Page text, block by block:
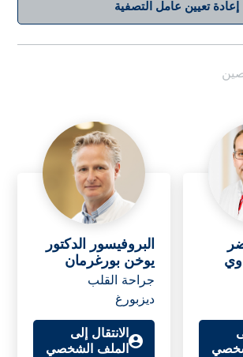
إعادة تعيين عامل التصفية
البروفيسور الدكتور
يوخن بورغرمان
جراحة القلب
ديزبورغ
الانتقال إلى
الملف الشخصي